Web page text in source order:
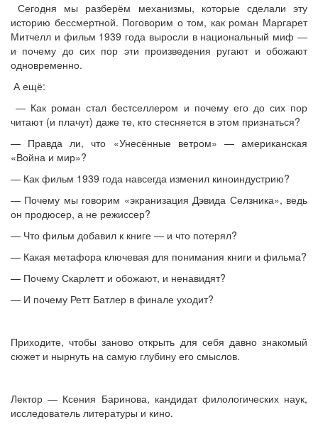
Сегодня мы разберём механизмы, которые сделали эту
историю бессмертной. Поговорим о том, как роман Маргарет
Митчелл и фильм 1939 года выросли в национальный миф —
и почему до сих пор эти произведения ругают и обожают
одновременно.
А ещё:
— Как роман стал бестселлером и почему его до сих пор
читают (и плачут) даже те, кто стесняется в этом признаться?
— Правда ли, что «Унесённые ветром» — американская
«Война и мир»?
— Как фильм 1939 года навсегда изменил киноиндустрию?
— Почему мы говорим «экранизация Дэвида Селзника», ведь
он продюсер, а не режиссер?
— Что фильм добавил к книге — и что потерял?
— Какая метафора ключевая для понимания книги и фильма?
— Почему Скарлетт и обожают, и ненавидят?
— И почему Ретт Батлер в финале уходит?
Приходите, чтобы заново открыть для себя давно знакомый
сюжет и нырнуть на самую глубину его смыслов.
Лектор — Ксения Баринова, кандидат филологических наук,
исследователь литературы и кино.